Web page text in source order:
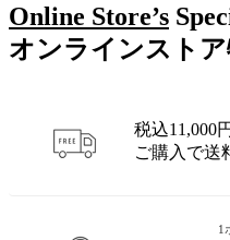
Online Store’s
オンラインスト
税込11,000
ご購入で送
1